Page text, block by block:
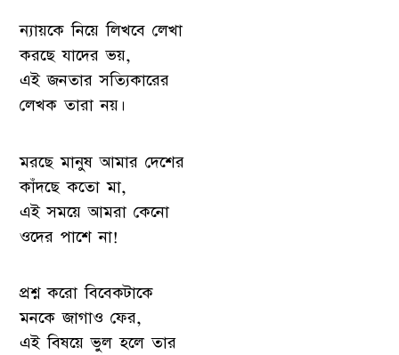
ন্যায়কে নিয়ে লিখবে লেখা
করছে যাদের ভয়,
এই জনতার সত্যিকারের
লেখক তারা নয়।
মরছে মানুষ আমার দেশের
কাঁদছে কতো মা,
এই সময়ে আমরা কেনো
ওদের পাশে না!
প্রশ্ন করো বিবেকটাকে
মনকে জাগাও ফের,
এই বিষয়ে ভুল হলে তার